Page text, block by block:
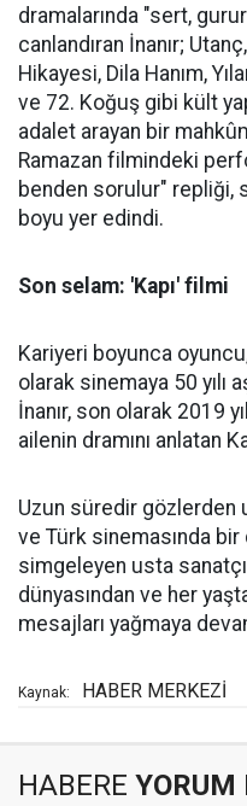
dramalarında "sert,
canlandıran İnanır;
Hikayesi, Dila Hanım,
ve 72. Koğuş gibi kült
adalet arayan bir
Ramazan filmindeki
benden sorulur" repliği,
boyu yer edindi.
Son selam: 'Kapı' filmi
Kariyeri boyunca
olarak sinemaya 50 yılı
İnanır, son olarak 2019
ailenin dramını anlatan
Uzun süredir gözlerden
ve Türk sinemasında bir
simgeleyen usta
dünyasından ve her
mesajları yağmaya
Kaynak: HABER MERKEZİ
HABERE YORUM